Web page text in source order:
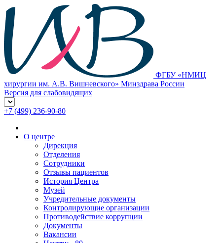
ФГБУ «НМИЦ
хирургии им. А.В. Вишневского» Минздрава России
Версия для слабовидящих
+7 (499) 236-90-80
О центре
Дирекция
Отделения
Сотрудники
Отзывы пациентов
История Центра
Музей
Учредительные документы
Контролирующие организации
Противодействие коррупции
Документы
Вакансии